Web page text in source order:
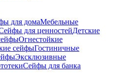
для домаМебельные
для ценностейДетские
Огнестойкие
сейфыГостиничные
Эксклюзивные
Сейфы для банка